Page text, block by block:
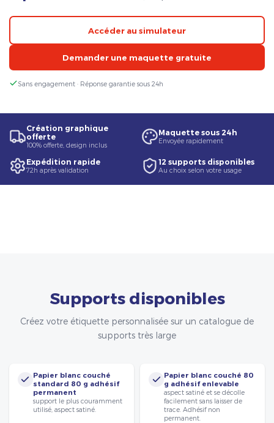
Accéder au simulateur
Demander une maquette gratuite
Sans engagement · Réponse garantie sous 24h
Création graphique
offerte
100% offerte, design inclus
Maquette sous 24h
Envoyée rapidement
Expédition rapide
72h après validation
12 supports disponibles
Au choix selon votre usage
Supports disponibles
Créez votre étiquette personnalisée sur un catalogue de
supports très large
Papier blanc couché
standard 80 g adhésif
permanent
support le plus couramment
utilisé, aspect satiné.
Papier blanc couché 80
g adhésif enlevable
aspect satiné et se décolle
facilement sans laisser de
trace. Adhésif non
permanent.